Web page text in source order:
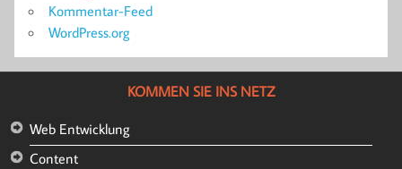
Kommentar-Feed
WordPress.org
KOMMEN SIE INS NETZ
Web Entwicklung
Content